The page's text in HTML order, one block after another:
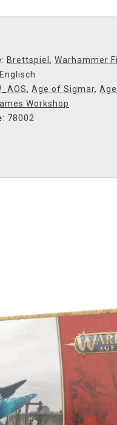
: Brettspiel , Warhammer
Englisch
, Age of Sigmar,
Workshop
: 78002